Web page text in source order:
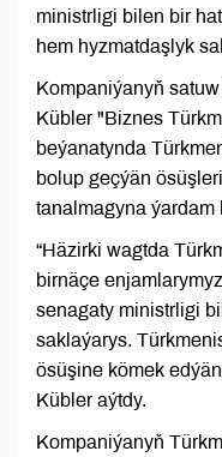
ministrligi bilen bir
hem hyzmatdaşlyk
Kompaniýanyň
Kübler "Biznes
beýanatynda
bolup geçýän
tanalmagyna
“Häzirki wagtda
birnäçe
senagaty ministrligi
saklaýarys.
ösüşine kömek
Kübler aýtdy.
Kompaniýanyň